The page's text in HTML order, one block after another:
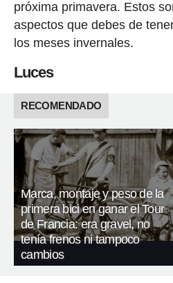
próxima primavera. Estos
aspectos que debes de
los meses invernales.
Luces
RECOMENDADO
Marca, montaje y peso de la
primera bici en ganar el Tour
de Francia: era gravel, no
tenía frenos ni tampoco
cambios